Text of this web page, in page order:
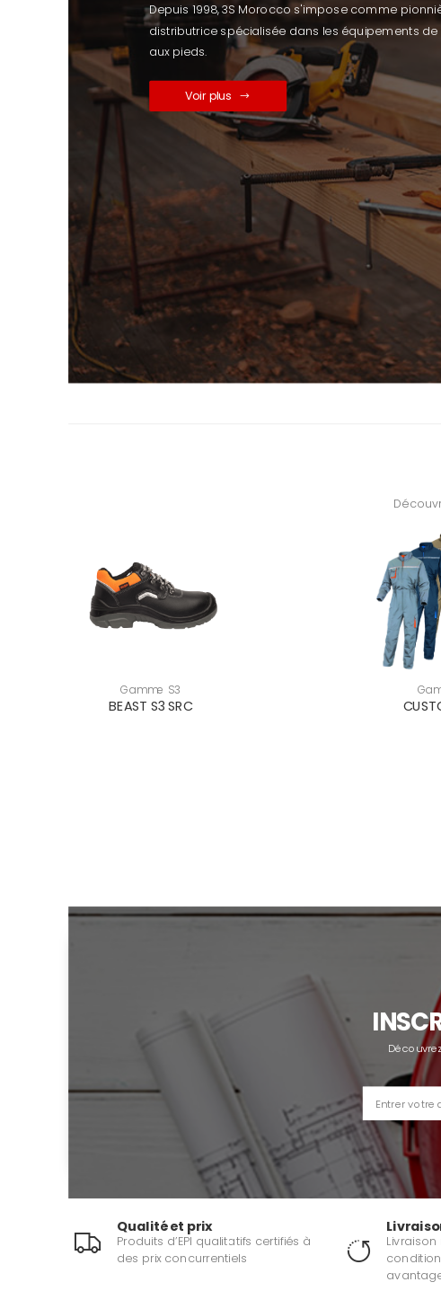
Depuis 1998, 3S Morocco s'impose comme
distributrice spécialisée dans les équipements
aux pieds.
Voir plus
Gamme S3
BEAST S3 SRC
Qualité et prix
Produits d’EPI qualitatifs certifiés à
des prix concurrentiels